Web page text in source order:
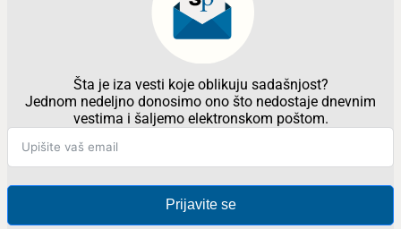
Šta je iza vesti koje oblikuju sadašnjost?
Jednom nedeljno donosimo ono što nedostaje dnevnim
vestima i šaljemo elektronskom poštom.
Prijavite se